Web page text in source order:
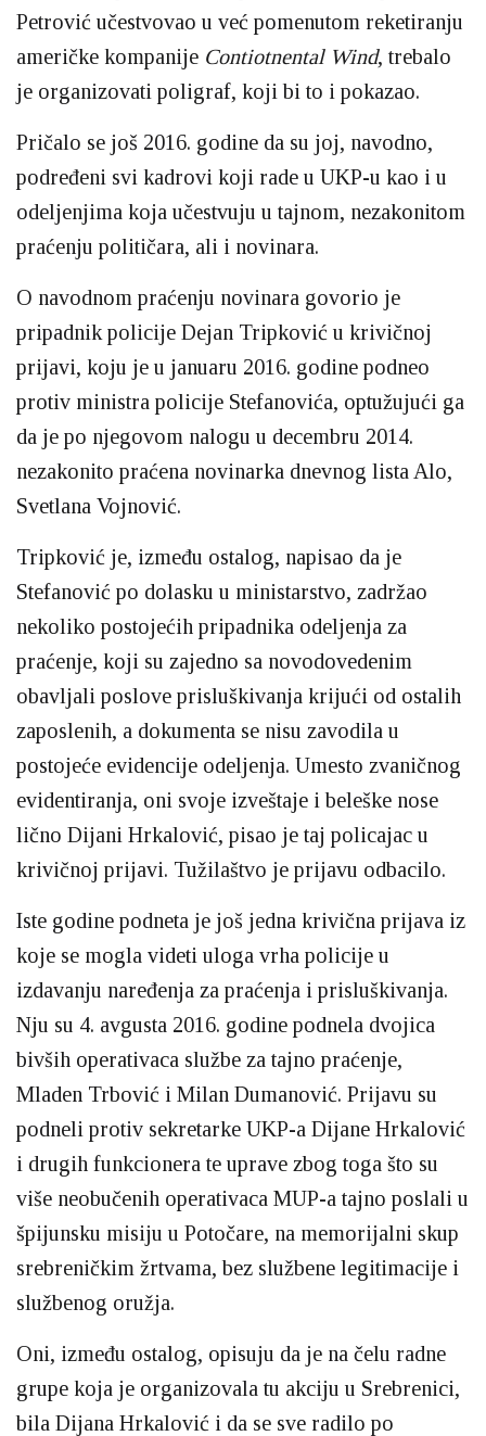
Petrović učestvovao u već pomenutom reketiranju
američke kompanije Contiotnental Wind, trebalo
je organizovati poligraf, koji bi to i pokazao.
Pričalo se još 2016. godine da su joj, navodno,
podređeni svi kadrovi koji rade u UKP-u kao i u
odeljenjima koja učestvuju u tajnom, nezakonitom
praćenju političara, ali i novinara.
O navodnom praćenju novinara govorio je
pripadnik policije Dejan Tripković u krivičnoj
prijavi, koju je u januaru 2016. godine podneo
protiv ministra policije Stefanovića, optužujući ga
da je po njegovom nalogu u decembru 2014.
nezakonito praćena novinarka dnevnog lista Alo,
Svetlana Vojnović.
Tripković je, između ostalog, napisao da je
Stefanović po dolasku u ministarstvo, zadržao
nekoliko postojećih pripadnika odeljenja za
praćenje, koji su zajedno sa novodovedenim
obavljali poslove prisluškivanja krijući od ostalih
zaposlenih, a dokumenta se nisu zavodila u
postojeće evidencije odeljenja. Umesto zvaničnog
evidentiranja, oni svoje izveštaje i beleške nose
lično Dijani Hrkalović, pisao je taj policajac u
krivičnoj prijavi. Tužilaštvo je prijavu odbacilo.
Iste godine podneta je još jedna krivična prijava iz
koje se mogla videti uloga vrha policije u
izdavanju naređenja za praćenja i prisluškivanja.
Nju su 4. avgusta 2016. godine podnela dvojica
bivših operativaca službe za tajno praćenje,
Mladen Trbović i Milan Dumanović. Prijavu su
podneli protiv sekretarke UKP-a Dijane Hrkalović
i drugih funkcionera te uprave zbog toga što su
više neobučenih operativaca MUP-a tajno poslali u
špijunsku misiju u Potočare, na memorijalni skup
srebreničkim žrtvama, bez službene legitimacije i
službenog oružja.
Oni, između ostalog, opisuju da je na čelu radne
grupe koja je organizovala tu akciju u Srebrenici,
bila Dijana Hrkalović i da se sve radilo po